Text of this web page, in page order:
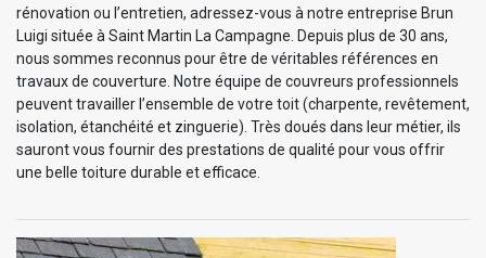
rénovation ou l’entretien, adressez-vous à notre entreprise Brun
Luigi située à Saint Martin La Campagne. Depuis plus de 30 ans,
nous sommes reconnus pour être de véritables références en
travaux de couverture. Notre équipe de couvreurs professionnels
peuvent travailler l’ensemble de votre toit (charpente, revêtement,
isolation, étanchéité et zinguerie). Très doués dans leur métier, ils
sauront vous fournir des prestations de qualité pour vous offrir
une belle toiture durable et efficace.